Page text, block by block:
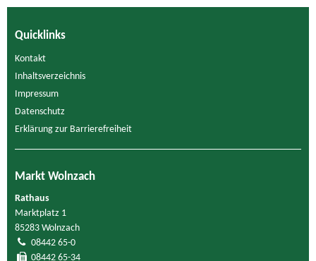
Quicklinks
Kontakt
Inhaltsverzeichnis
Impressum
Datenschutz
Erklärung zur Barrierefreiheit
Markt Wolnzach
Rathaus
Marktplatz 1
85283 Wolnzach
08442 65-0
08442 65-34